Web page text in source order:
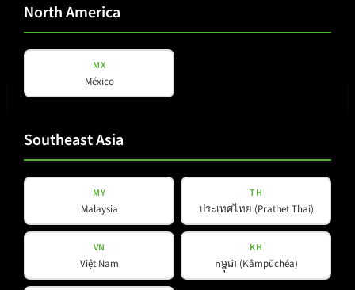
(erforderlich)
Datenschutz
Datenschutzgelesen und akzeptiert*
Newsletter abonnieren
North America
MX
México
Southeast Asia
MY
Malaysia
TH
ประเทศไทย (Prathet Thai)
VN
Việt Nam
KH
កម្ពុជា (Kâmpŭchéa)